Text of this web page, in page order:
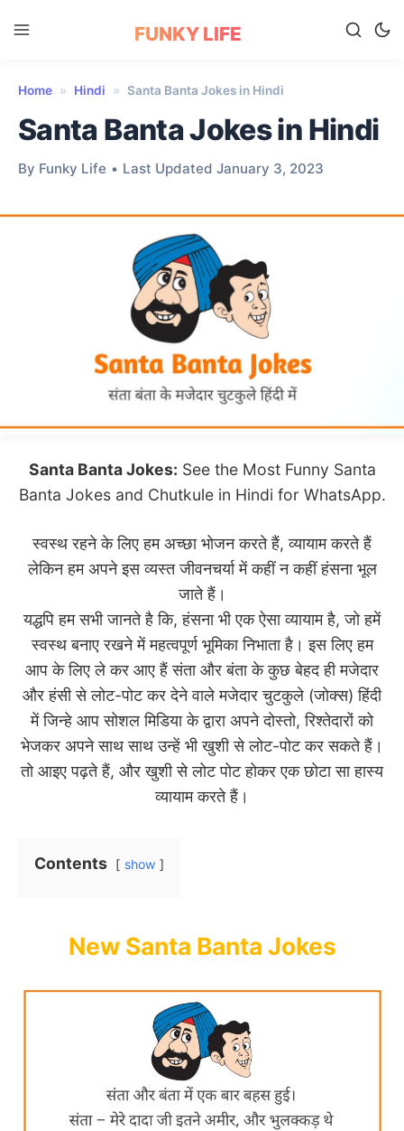
FUNKY LIFE
Home » Hindi » Santa Banta Jokes in Hindi
Santa Banta Jokes in Hindi
By Funky Life • Last Updated January 3, 2023
Santa Banta Jokes: See the Most Funny Santa
Banta Jokes and Chutkule in Hindi for WhatsApp.
स्वस्थ रहने के लिए हम अच्छा भोजन करते हैं, व्यायाम करते हैं
लेकिन हम अपने इस व्यस्त जीवनचर्या में कहीं न कहीं हंसना भूल
जाते हैं।
यद्धपि हम सभी जानते है कि, हंसना भी एक ऐसा व्यायाम है, जो हमें
स्वस्थ बनाए रखने में महत्वपूर्ण भूमिका निभाता है। इस लिए हम
आप के लिए ले कर आए हैं संता और बंता के कुछ बेहद ही मजेदार
और हंसी से लोट-पोट कर देने वाले मजेदार चुटकुले (जोक्स) हिंदी
में जिन्हे आप सोशल मिडिया के द्वारा अपने दोस्तो, रिश्तेदारों को
भेजकर अपने साथ साथ उन्हें भी खुशी से लोट-पोट कर सकते हैं।
तो आइए पढ़ते हैं, और खुशी से लोट पोट होकर एक छोटा सा हास्य
व्यायाम करते हैं।
Contents show
New Santa Banta Jokes